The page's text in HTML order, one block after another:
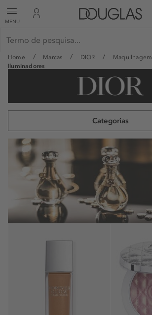
MENU
Home Marcas DIOR Maquilhagem
Iluminadores
Categorias
Fragrâncias Femininas
Fragrâncias Masculinas
Maquilhagem
Tratamento